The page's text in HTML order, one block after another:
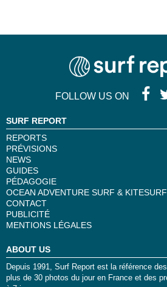
FOLLOW US ON
SURF REPORT
REPORTS
PRÉVISIONS
NEWS
GUIDES
PÉDAGOGIE
OCEAN ADVENTURE SURF &
CONTACT
PUBLICITÉ
MENTIONS LÉGALES
ABOUT US
Depuis 1991, Surf Report est la référence
plus de 30 photos du jour en France et des